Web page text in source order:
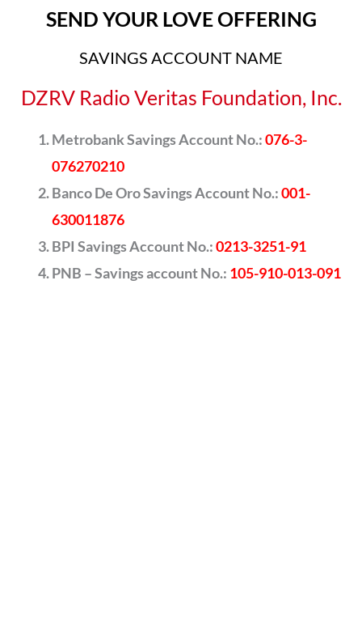
SEND YOUR LOVE OFFERING
SAVINGS ACCOUNT NAME
DZRV Radio Veritas Foundation, Inc.
Metrobank Savings Account No.:076-3-
076270210
Banco De Oro Savings Account No.:001-
630011876
BPI Savings Account No.:0213-3251-91
PNB – Savings account No.: 105-910-013-091